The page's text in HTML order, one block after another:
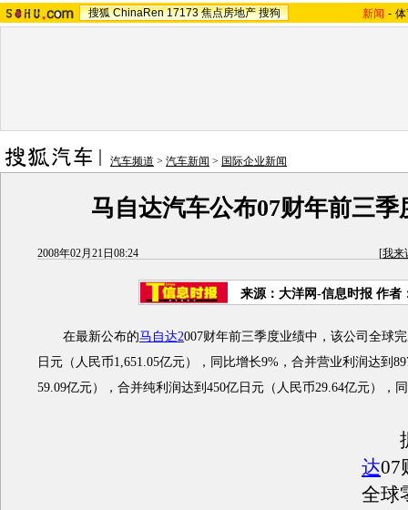
搜狐 ChinaRen 17173 焦点房地产 搜狗 新闻 -
汽车频道 > 汽车新闻 > 国际企业新闻
马自达汽车公布07财年前三季
2008年02月21日08:24 [我来
来源：大洋网-信息时报 作者
在最新公布的马自达2007财年前三季度业绩中，该公司全球
日元（人民币1,651.05亿元），同比增长9%，合并营业利润达到
59.09亿元），合并纯利润达到450亿日元（人民币29.64亿元），
据
达07
全球